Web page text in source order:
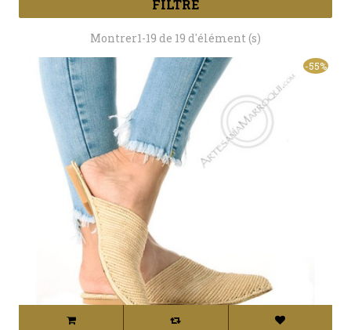
FILTRE
Montrer1-19 de 19 d'élément (s)
-55%